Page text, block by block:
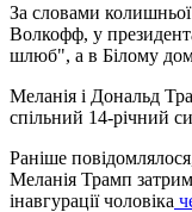
За словами
Волкофф, у
шлюб", а в Білому
Меланія і Дональд
спільний 14-річний
Раніше
Меланія Трамп
інавгурації чоловіка